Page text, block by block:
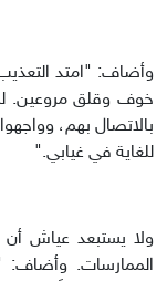
وأضاف: "امتد
خوف وقلق مروعين.
بالاتصال بهم،
للغاية في غيابي."
ولا يستبعد عياش
الممارسات. وأضاف: